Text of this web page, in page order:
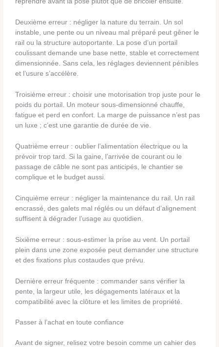
Deuxième erreur : négliger la nature du terrain. Un sol
instable, une pente ou un niveau mal préparé peut gêner le
rail ou la structure autoportante. La pose d’un portail
coulissant demande une base nette, stable et correctement
dimensionnée. Sans cela, les réglages deviennent pénibles
et l’usure s’accélère.
Troisième erreur : choisir une motorisation trop juste pour le
poids du portail. Un moteur sous-dimensionné chauffe,
fatigue et perd en confort. La marge de puissance n’est pas
un luxe ; c’est une garantie de durée de vie.
Quatrième erreur : oublier l’alimentation électrique ou la
prévoir trop tard. Si la gaine, l’arrivée de courant ou le
passage de câble ne sont pas anticipés, le chantier se
complique et le budget aussi.
Cinquième erreur : négliger la maintenance du rail. Un rail
encrassé, des galets mal réglés ou un défaut d’alignement
suffisent à dégrader l’usage au quotidien.
Sixième erreur : sous-estimer la prise au vent. Un portail
plein dans une zone exposée peut demander une structure
et des fixations plus costaudes que prévu.
Dernière erreur fréquente : commander sans vérifier la
pente, la largeur utile, les dégagements latéraux et la
compatibilité avec la clôture et les limites de propriété.
Passer à l’achat en toute confiance
Avant de signer, relisez votre besoin comme un cahier des